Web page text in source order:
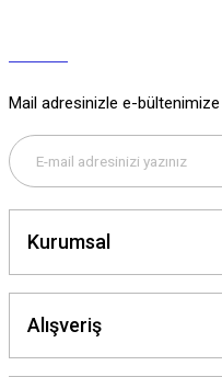
Mail adresinizle e-bültenimize
Kurumsal
Alışveriş